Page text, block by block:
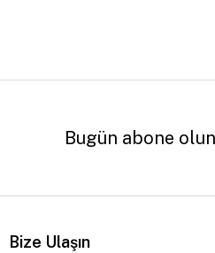
Bugün abone olun
Bize Ulaşın